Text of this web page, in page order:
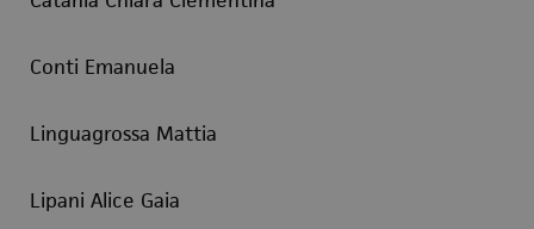
Conti Emanuela
Linguagrossa Mattia
Lipani Alice Gaia